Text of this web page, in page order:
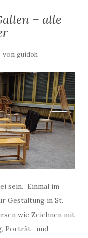
– alle
von guidoh
sein. Einmal im
Gestaltung in St.
wie Zeichnen mit
Porträt- und